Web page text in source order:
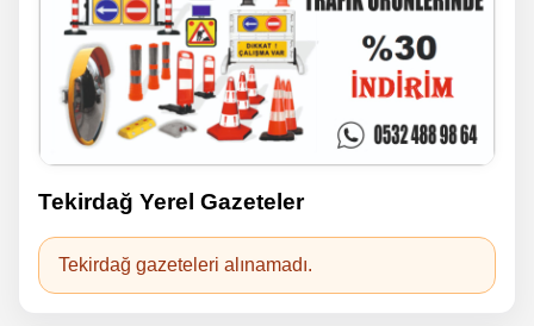
Tekirdağ Yerel Gazeteler
Tekirdağ gazeteleri alınamadı.